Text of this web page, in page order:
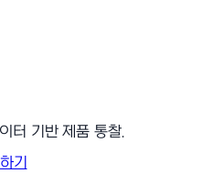
터 기반 제품 통찰.
기